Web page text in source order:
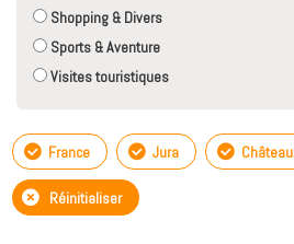
Shopping & Divers
Sports & Aventure
Visites touristiques
France Jura
Réinitialiser